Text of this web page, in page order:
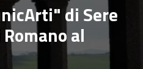
di Sere
al